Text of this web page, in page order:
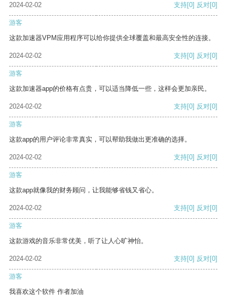
2024-02-02
支持[0] 反对[0]
游客
这款加速器VPM应用程序可以给你提供全球覆盖和最高安全性的连接。
2024-02-02 支持[0] 反对[0]
游客
这款加速器app的价格有点贵，可以适当降低一些，这样会更加亲民。
2024-02-02 支持[0] 反对[0]
游客
这款app的用户评论非常真实，可以帮助我做出更准确的选择。
2024-02-02 支持[0] 反对[0]
游客
这款app就像我的财务顾问，让我能够省钱又省心。
2024-02-02 支持[0] 反对[0]
游客
这款游戏的音乐非常优美，听了让人心旷神怡。
2024-02-02 支持[0] 反对[0]
游客
我喜欢这个软件 作者加油